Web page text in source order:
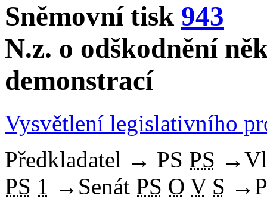
Sněmovní tisk 943
N.z. o odškodnění
demonstrací
Vysvětlení legislativního
Předkladatel → PS PS →
PS 1 → Senát PS O V S →